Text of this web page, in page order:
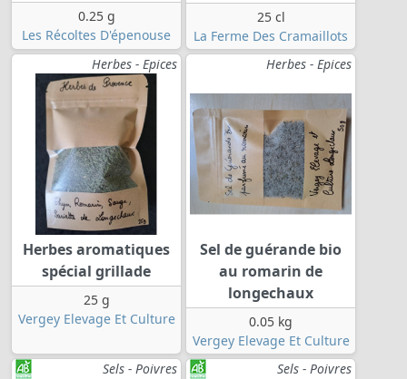
0.25 g
Les Récoltes D'épenouse
25 cl
La Ferme Des Cramaillots
Herbes - Epices
Herbes aromatiques
spécial grillade
25 g
Vergey Elevage Et Culture
Herbes - Epices
Sel de guérande bio
au romarin de
longechaux
0.05 kg
Vergey Elevage Et Culture
Sels - Poivres
Sels - Poivres